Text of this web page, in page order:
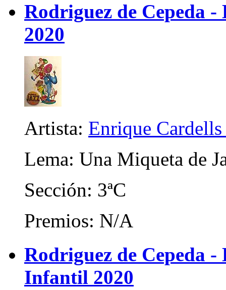
Rodriguez de Cepeda
2020
Artista: Enrique
Lema: Una Miqueta de
Sección: 3ªC
Premios: N/A
Rodriguez de Cepeda
Infantil 2020